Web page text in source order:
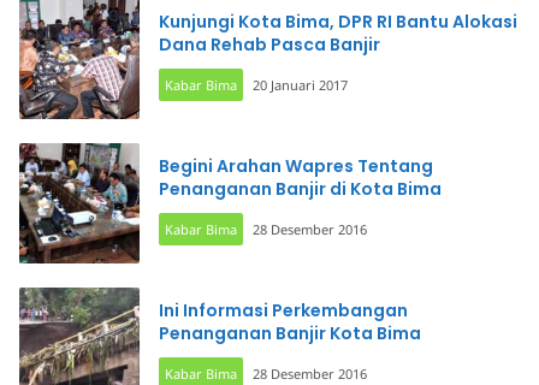
Kunjungi Kota Bima, DPR RI Bantu Alokasi
Dana Rehab Pasca Banjir
Kabar Bima 20 Januari 2017
Begini Arahan Wapres Tentang
Penanganan Banjir di Kota Bima
Kabar Bima 28 Desember 2016
Ini Informasi Perkembangan
Penanganan Banjir Kota Bima
Kabar Bima 28 Desember 2016